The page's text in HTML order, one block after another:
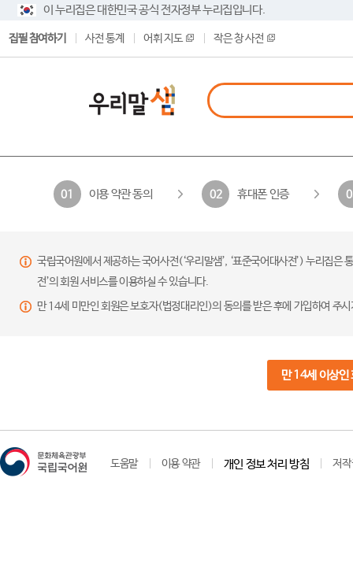
이 누리집은 대한민국 공식 전자정부 누리집입니다.
집필 참여하기 사전 통계 어휘 지도 작은 창 사전
01 이용 약관 동의 02 휴대폰 인증
국립국어원에서 제공하는 국어사전(‘우리말샘’, ‘표준국어대사전’) 누리집
전’의 회원 서비스를 이용하실 수 있습니다.
만 14세 미만인 회원은 보호자(법정대리인)의 동의를 받은 후에 가입하여 주
만 14세 이상인
도움말 이용 약관 개인 정보 처리 방침 저